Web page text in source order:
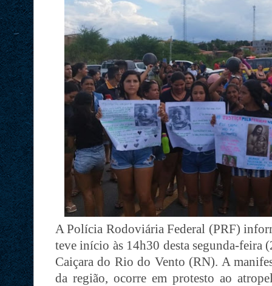
A Polícia Rodoviária Federal (PRF)
teve início às 14h30 desta segunda-
Caiçara do Rio do Vento (RN). A
da região, ocorre em protesto ao